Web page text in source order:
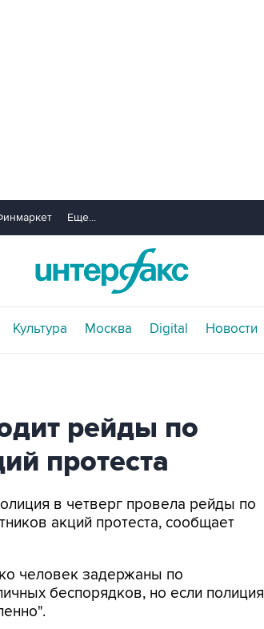
Еще...
Культура Москва Digital Новости
рейды по
протеста
в четверг провела рейды по
акций протеста, сообщает
человек задержаны по
беспорядков, но если полиция